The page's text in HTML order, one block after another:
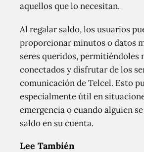
aquellos que lo necesitan.
Al regalar saldo, los usuarios
proporcionar minutos o datos
seres queridos, permitiéndoles
conectados y disfrutar de los
comunicación de Telcel. Esto
especialmente útil en
emergencia o cuando alguien
saldo en su cuenta.
Lee También